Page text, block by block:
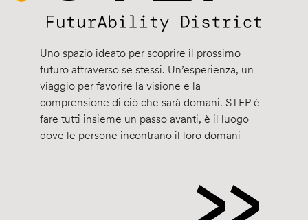
Uno spazio ideato per scoprire il prossimo
futuro attraverso se stessi. Un’esperienza, un
viaggio per favorire la visione e la
comprensione di ciò che sarà domani. STEP è
fare tutti insieme un passo avanti, è il luogo
dove le persone incontrano il loro domani